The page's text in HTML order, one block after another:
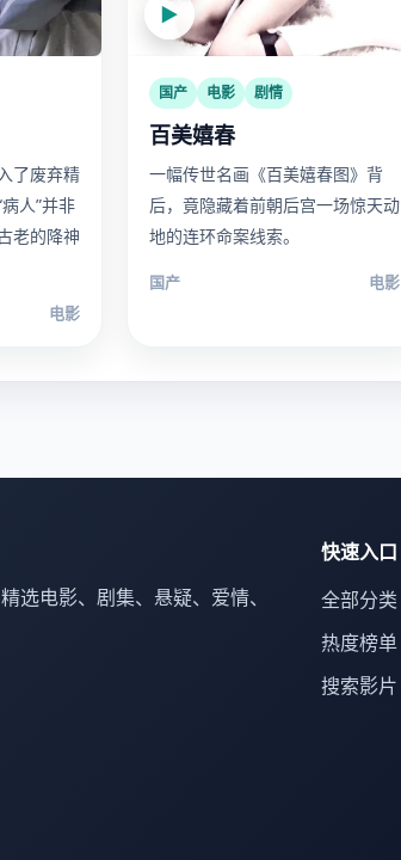
了废弃精
人”并非
老的降神
电影
▶
国产 电影 剧情
百美嬉春
一幅传世名画《百美嬉春图》背
后，竟隐藏着前朝后宫一场惊天动
地的连环命案线索。
国产 电影
选电影、剧集、悬疑、爱情、
快速入口
全部分类
热度榜单
搜索影片